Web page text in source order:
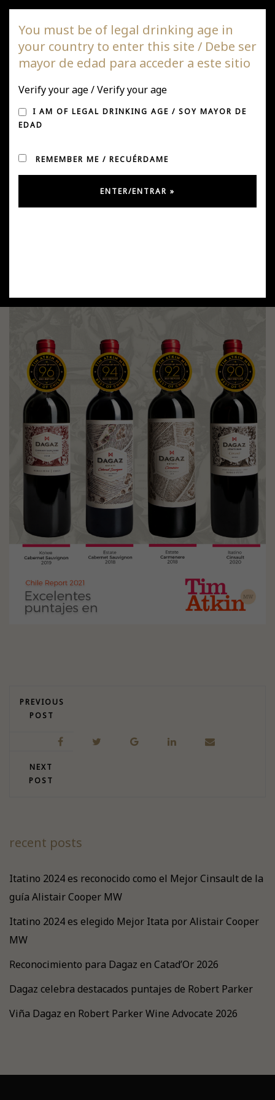
DAGAZ Wines
TIM ATKIN CHILE
PREVIOUS
POST
NEXT
POST
recent posts
Itatino 2024 es reconocido como el Mejor Cinsault de la
guía Alistair Cooper MW
Itatino 2024 es elegido Mejor Itata por Alistair Cooper
MW
Reconocimiento para Dagaz en Catad’Or 2026
Dagaz celebra destacados puntajes de Robert Parker
Viña Dagaz en Robert Parker Wine Advocate 2026
You must be of legal drinking age in
your country to enter this site / Debe ser
mayor de edad para acceder a este sitio
Verify your age / Verify your age
I AM OF LEGAL DRINKING AGE / SOY MAYOR DE
EDAD
REMEMBER ME / RECUÉRDAME